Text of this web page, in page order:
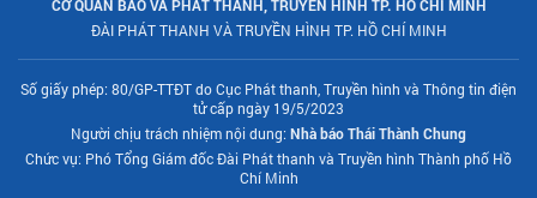
CƠ QUAN BÁO VÀ PHÁT THANH, TRUYỀN HÌNH TP. HỒ CHÍ MINH
ĐÀI PHÁT THANH VÀ TRUYỀN HÌNH TP. HỒ CHÍ MINH
Số giấy phép: 80/GP-TTĐT do Cục Phát thanh, Truyền hình và Thông tin điện
tử cấp ngày 19/5/2023
Người chịu trách nhiệm nội dung: Nhà báo Thái Thành Chung
Chức vụ: Phó Tổng Giám đốc Đài Phát thanh và Truyền hình Thành phố Hồ
Chí Minh